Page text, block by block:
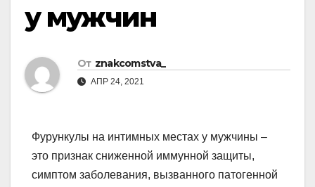
у мужчин
От znakcomstva_
АПР 24, 2021
Фурункулы на интимных местах у мужчины –
это признак сниженной иммунной защиты,
симптом заболевания, вызванного патогенной